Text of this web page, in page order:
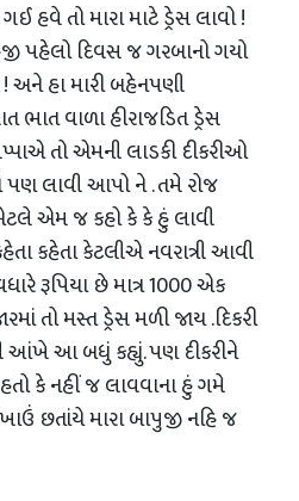
હવે તો મારા માટે ડ્રેસ લાવો !
પહેલો દિવસ જ ગરબાનો ગયો
! અને હા મારી બહેનપણી
ભાત વાળા હીરાજડિત ડ્રેસ
તો એમની લાડકી દીકરીઓ
પણ લાવી આપો ને . તમે રોજ
એમ જ કહો કે કે હું લાવી
કેટલીએ નવરાત્રી આવી
રૂપિયા છે માત્ર 1000 એક
તો મસ્ત ડ્રેસ મળી જાય .દિકરી
આંખે આ બધું કહ્યું. પણ દીકરીને
કે નહીં જ લાવવાના હું ગમે
છતાંયે મારા બાપુજી નહિ જ